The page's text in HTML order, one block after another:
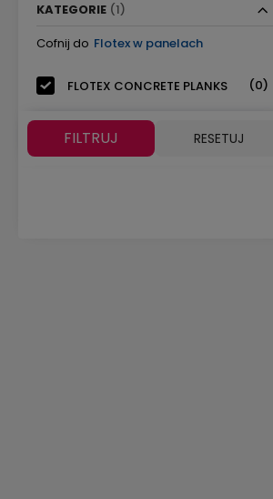
KATEGORIE (1)
Cofnij do Flotex w panelach
FLOTEX CONCRETE PLANKS (0)
FILTRUJ RESETUJ